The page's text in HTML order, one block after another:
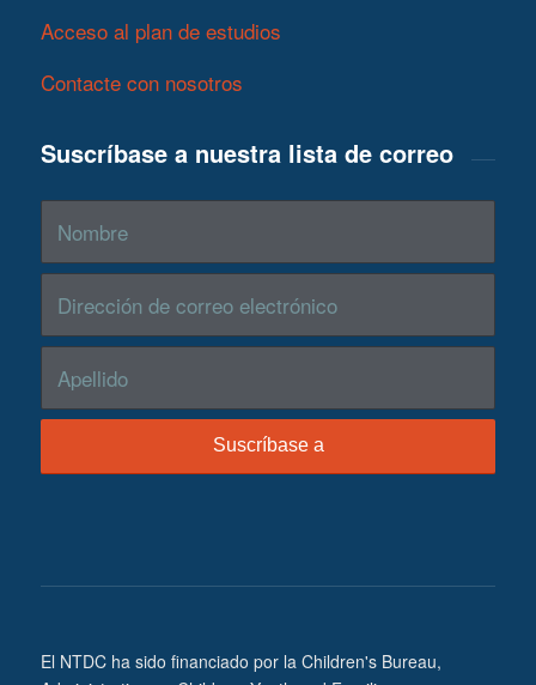
Acceso al plan de estudios
Contacte con nosotros
Suscríbase a nuestra lista de correo
El NTDC ha sido financiado por la Children's Bureau,